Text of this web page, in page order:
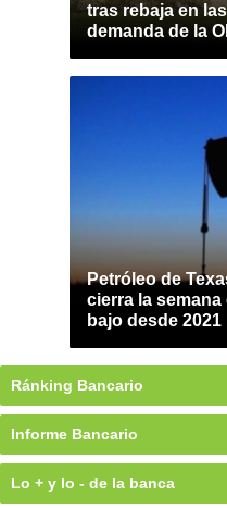
tras rebaja en
demanda de la
Petróleo de
cierra la
bajo desde 2021
Ránking Bancario
Informe Bancario
Lo + y lo - de la banca